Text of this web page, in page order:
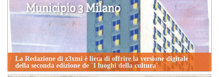
La Redazione di z3xmi è lieta di offrire la versione digitale
della seconda edizione de `I luoghi della cultura`